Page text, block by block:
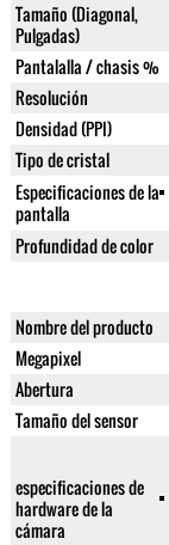
Tamaño (Diagonal,
Pulgadas)
Pantalalla / chasis %
Resolución
Densidad (PPI)
Tipo de cristal
Especificaciones de la
pantalla
Profundidad de color
Nombre del producto
Megapixel
Abertura
Tamaño del sensor
especificaciones de
hardware de la
cámara